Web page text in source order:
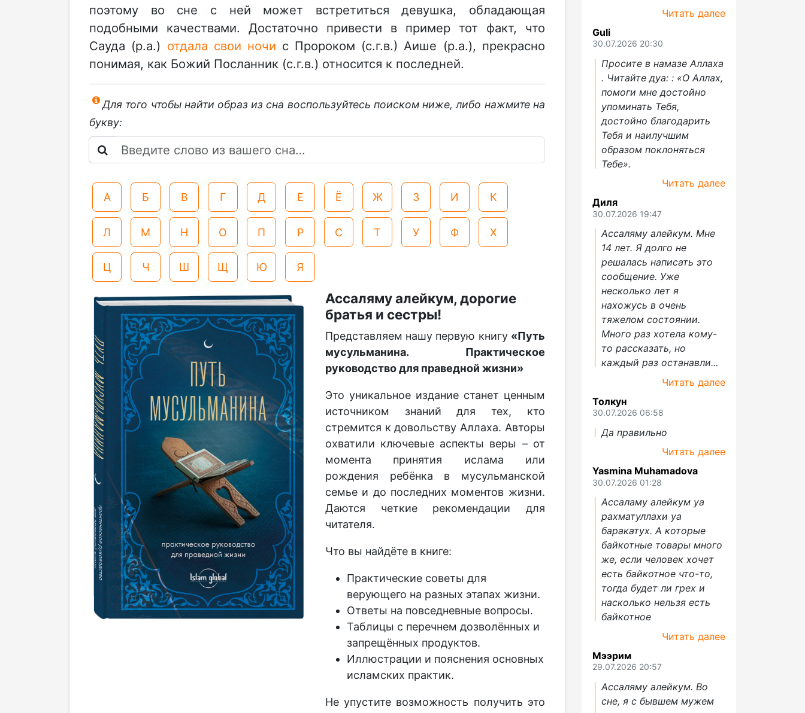
поэтому во сне с ней может встретиться девушка, обладающая
подобными качествами. Достаточно привести в пример тот факт, что
Сауда (р.а.) отдала свои ночи с Пророком (с.г.в.) Аише (р.а.), прекрасно
понимая, как Божий Посланник (с.г.в.) относится к последней.
Для того чтобы найти образ из сна воспользуйтесь поиском ниже, либо нажмите на
букву:
А Б В Г Д Е Ё Ж З И К
Л М Н О П Р С Т У Ф Х
Ц Ч Ш Щ Ю Я
Ассаляму алейкум, дорогие
братья и сестры!
Представляем нашу первую книгу «Путь
мусульманина. Практическое
руководство для праведной жизни»
Это уникальное издание станет ценным
источником знаний для тех, кто
стремится к довольству Аллаха. Авторы
охватили ключевые аспекты веры – от
момента принятия ислама или
рождения ребёнка в мусульманской
семье и до последних моментов жизни.
Даются четкие рекомендации для
читателя.
Что вы найдёте в книге:
Практические советы для
верующего на разных этапах жизни.
Ответы на повседневные вопросы.
Таблицы с перечнем дозволённых и
запрещённых продуктов.
Иллюстрации и пояснения основных
исламских практик.
Не упустите возможность получить это
Читать далее
Guli
30.07.2026 20:30
Просите в намазе Аллаха
. Читайте дуа: : «О Аллах,
помоги мне достойно
упоминать Тебя,
достойно благодарить
Тебя и наилучшим
образом поклоняться
Тебе».
Читать далее
Диля
30.07.2026 19:47
Ассаляму алейкум. Мне
14 лет. Я долго не
решалась написать это
сообщение. Уже
несколько лет я
нахожусь в очень
тяжелом состоянии.
Много раз хотела кому-
то рассказать, но
каждый раз останавли...
Читать далее
Толкун
30.07.2026 06:58
Да правильно
Читать далее
Yasmina Muhamadova
30.07.2026 01:28
Ассаламу алейкум уа
рахматуллахи уа
баракатух. А которые
байкотные товары много
же, если человек хочет
есть байкотное что-то,
тогда будет ли грех и
насколько нельзя есть
байкотное
Читать далее
Мээрим
29.07.2026 20:57
Ассаляму алейкум. Во
сне, я с бывшем мужем